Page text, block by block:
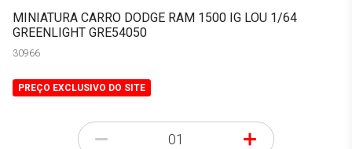
MINIATURA CARRO DODGE RAM 1500 IG LOU 1/64
GREENLIGHT GRE54050
30966
PREÇO EXCLUSIVO DO SITE
- +